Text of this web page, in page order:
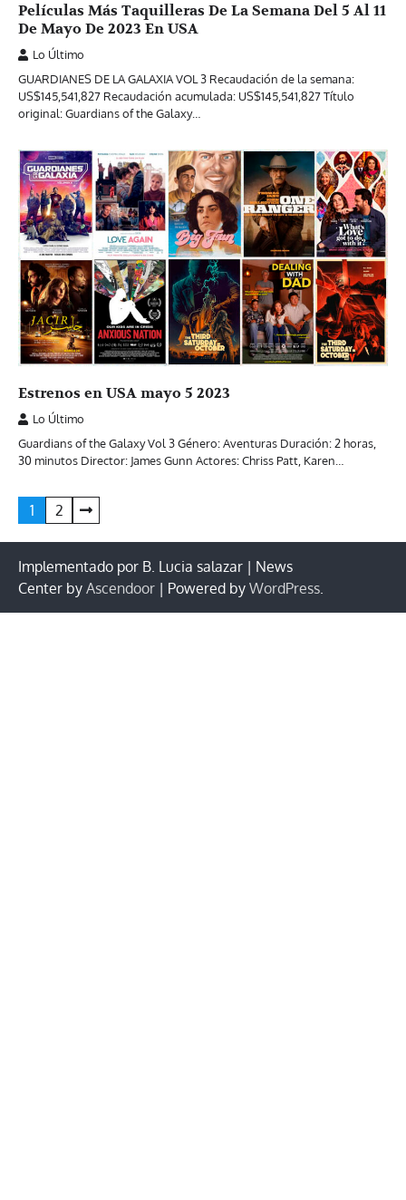
Películas Más Taquilleras De La Semana Del 5 Al 11
De Mayo De 2023 En USA
Lo Último
GUARDIANES DE LA GALAXIA VOL 3 Recaudación de la semana:
US$145,541,827 Recaudación acumulada: US$145,541,827 Título
original: Guardians of the Galaxy…
Estrenos en USA mayo 5 2023
Lo Último
Guardians of the Galaxy Vol 3 Género: Aventuras Duración: 2 horas,
30 minutos Director: James Gunn Actores: Chriss Patt, Karen…
Paginación
de
entradas
1 2
Implementado por B. Lucia salazar | News
Center by Ascendoor | Powered by WordPress.